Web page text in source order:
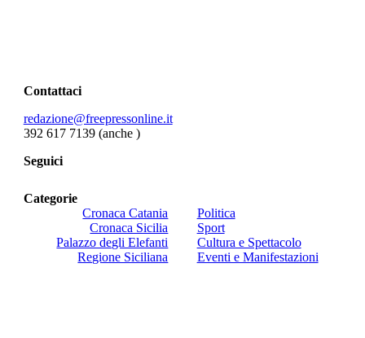
Contattaci
redazione@freepressonline.it
392 617 7139 (anche )
Seguici
Categorie
Cronaca Catania
Cronaca Sicilia
Palazzo degli Elefanti
Regione Siciliana
Politica
Sport
Cultura e Spettacolo
Eventi e Manifestazioni